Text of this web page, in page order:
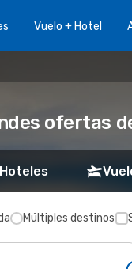
Vuelo + Hotel
ofertas
Hoteles
Múltiples destinos